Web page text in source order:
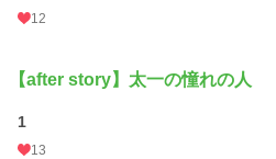
12
【after story】太一の憧れの人
1
13